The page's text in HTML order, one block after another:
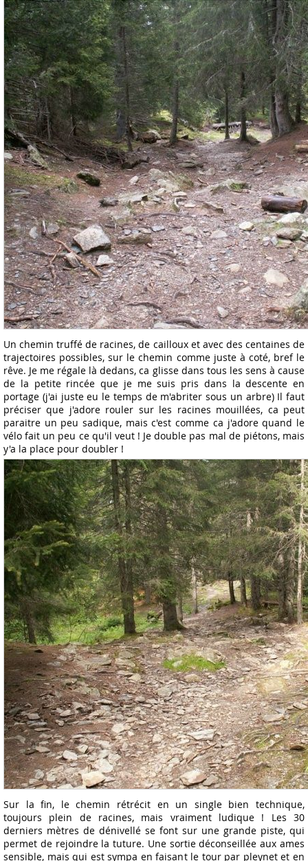
Un chemin truffé de racines, de cailloux et avec des centaines de
trajectoires possibles, sur le chemin comme juste à coté, bref le
rêve. Je me régale là dedans, ca glisse dans tous les sens à cause
de la petite rincée que je me suis pris dans la descente en
portage (j'ai juste eu le temps de m'abriter sous un arbre) Il faut
préciser que j'adore rouler sur les racines mouillées, ca peut
paraitre un peu sadique, mais c'est comme ca j'adore quand le
vélo fait un peu ce qu'il veut ! Je double pas mal de piétons, mais
y'a la place pour doubler !
Sur la fin, le chemin rétrécit en un single bien technique,
toujours plein de racines, mais vraiment ludique ! Les 30
derniers mètres de dénivellé se font sur une grande piste, qui
permet de rejoindre la tuture. Une sortie déconseillée aux ames
sensible, mais qui est sympa en faisant le tour par pleynet et en